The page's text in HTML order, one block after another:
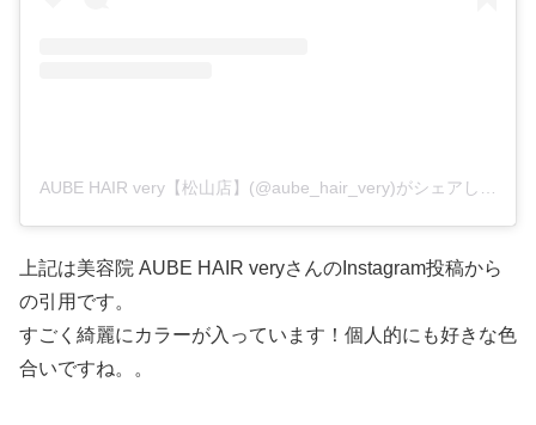
上記は美容院 AUBE HAIR veryさんのInstagram投稿から
の引用です。
すごく綺麗にカラーが入っています！個人的にも好きな色
合いですね。。